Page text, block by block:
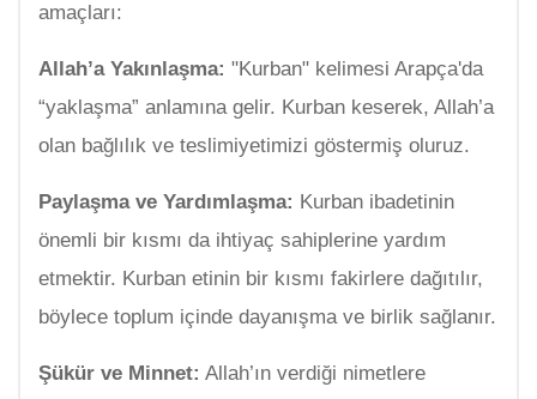
amaçları:
Allah’a Yakınlaşma: "Kurban" kelimesi Arapça'da
“yaklaşma” anlamına gelir. Kurban keserek, Allah’a
olan bağlılık ve teslimiyetimizi göstermiş oluruz.
Paylaşma ve Yardımlaşma: Kurban ibadetinin
önemli bir kısmı da ihtiyaç sahiplerine yardım
etmektir. Kurban etinin bir kısmı fakirlere dağıtılır,
böylece toplum içinde dayanışma ve birlik sağlanır.
Şükür ve Minnet: Allah’ın verdiği nimetlere